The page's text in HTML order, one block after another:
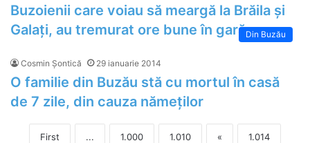
Buzoienii care voiau să meargă la Brăila și
Galați, au tremurat ore bune în garăDin Buzău
Cosmin Șontică 29 ianuarie 2014
O familie din Buzău stă cu mortul în casă
de 7 zile, din cauza nămeților
First ... 1.000 1.010 « 1.014